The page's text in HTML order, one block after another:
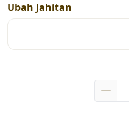
Ubah Jahitan